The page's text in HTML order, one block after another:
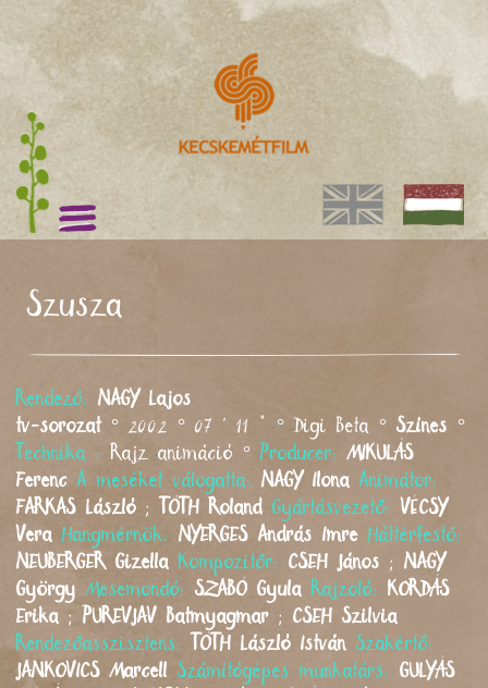
Szusza
Rendező: NAGYLajos
tv-sorozat° 2002 ° 07 ' 11 " ° Digi Beta ° Színes °
Technika : Rajz animáció ° Producer:MIKULÁS
Ferenc A meséket válogatta: NAGY Ilona Animátor:
FARKAS László ; TÓTH Roland Gyártásvezető: VÉCSY
Vera Hangmérnök: NYERGES András Imre Háttérfestő:
NEUBERGER Gizella Kompozitőr: CSEH János ; NAGY
György Mesemondó: SZABÓ Gyula Rajzoló: KORDÁS
Erika ; PUREVJAV Batmyagmar ; CSEH Szilvia
Rendezőasszisztens:
TÓTH László István Szakértő:
JANKOVICS Marcell Számítógépes munkatárs: GULYÁS